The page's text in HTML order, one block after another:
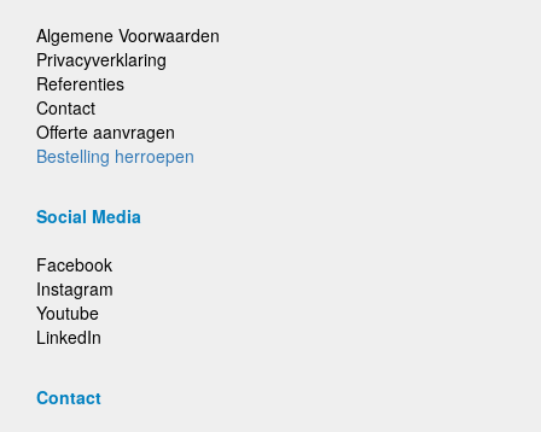
Algemene Voorwaarden
Privacyverklaring
Referenties
Contact
Offerte aanvragen
Bestelling herroepen
Social Media
Facebook
Instagram
Youtube
LinkedIn
Contact